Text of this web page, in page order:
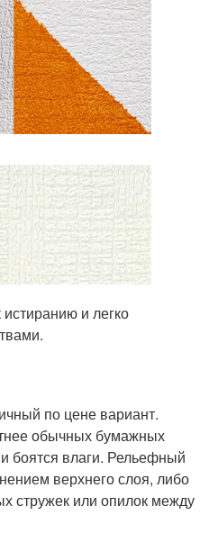
и легко
по цене вариант.
обычных бумажных
боятся влаги. Рельефный
верхнего слоя, либо
стружек или опилок между